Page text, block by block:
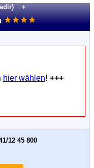
+
★★★★
hier wählen! +++
12 45 800